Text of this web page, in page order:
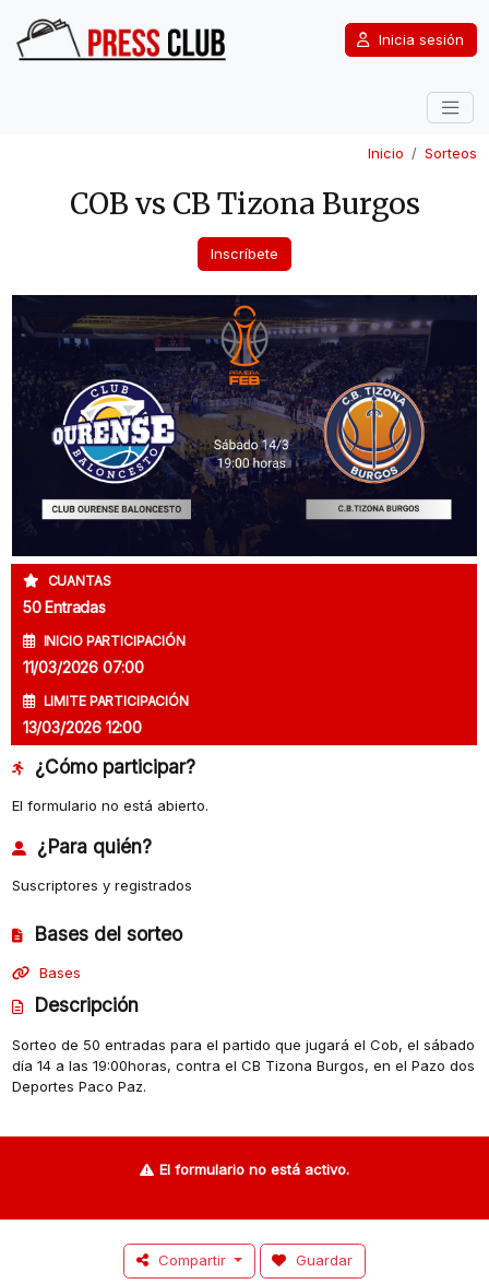
Inicia sesión
Inicio Sorteos
COB vs CB Tizona Burgos
Inscríbete
CUANTAS
50 Entradas
INICIO PARTICIPACIÓN
11/03/2026 07:00
LIMITE PARTICIPACIÓN
13/03/2026 12:00
¿Cómo participar?
El formulario no está abierto.
¿Para quién?
Suscriptores y registrados
Bases del sorteo
Bases
Descripción
Sorteo de 50 entradas para el partido que jugará el Cob, el sábado
día 14 a las 19:00horas, contra el CB Tizona Burgos, en el Pazo dos
Deportes Paco Paz.
El formulario no está activo.
Compartir Guardar